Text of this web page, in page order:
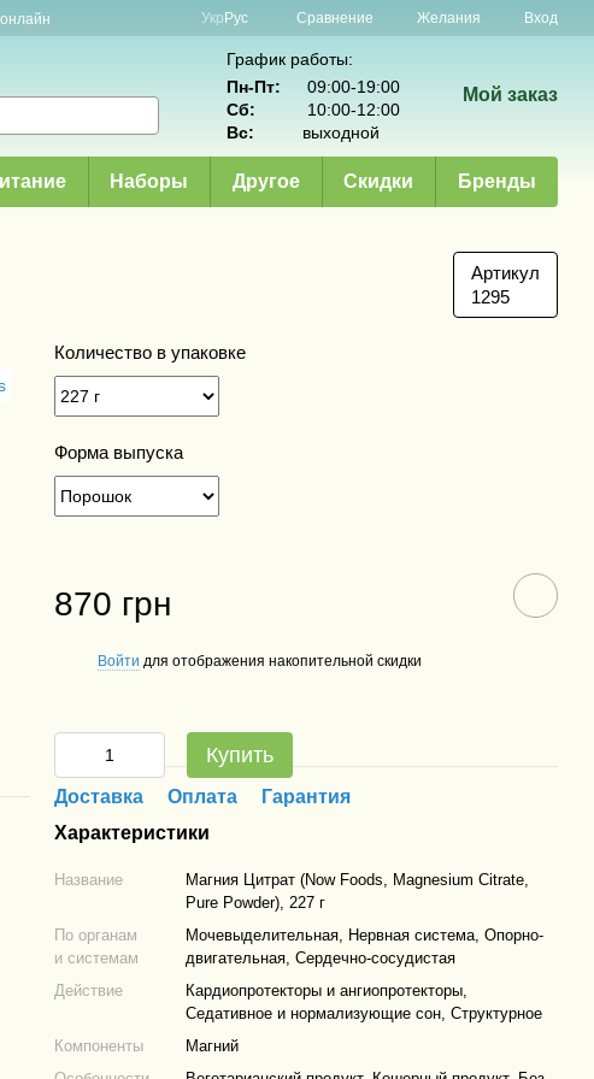
Укр Рус Сравнение Желания Вход
График работы:
Пн-Пт:
09:00-19:00
Сб:
10:00-12:00
Вс:
выходной
Мой заказ
Наборы Другое Скидки Бренды
Артикул
1295
Количество в упаковке
Форма выпуска
870 грн
Войти для отображения накопительной скидки
Купить
Доставка Оплата
Гарантия
Характеристики
Название
Магния Цитрат (Now Foods, Magnesium Citrate,
Pure Powder), 227 г
По органам
и системам
Мочевыделительная, Нервная система, Опорно-
двигательная, Сердечно-сосудистая
Действие
Кардиопротекторы и ангиопротекторы,
Седативное и нормализующие сон, Структурное
Компоненты
Магний